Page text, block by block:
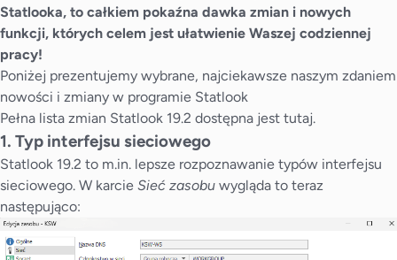
Statlooka, to całkiem pokaźna dawka zmian i nowych
funkcji, których celem jest ułatwienie Waszej codziennej
pracy!
Poniżej prezentujemy wybrane, najciekawsze naszym zdaniem
nowości i zmiany w programie Statlook
Pełna lista zmian Statlook 19.2 dostępna jest tutaj.
1. Typ interfejsu sieciowego
Statlook 19.2 to m.in. lepsze rozpoznawanie typów interfejsu
sieciowego. W karcie Sieć zasobu wygląda to teraz
następująco: